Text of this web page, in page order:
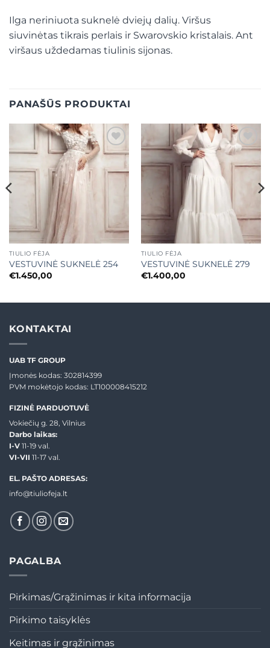
Ilga neriniuota suknelė dviejų dalių. Viršus
siuvinėtas tikrais perlais ir Swarovskio kristalais. Ant
viršaus uždedamas tiulinis sijonas.
PANAŠŪS PRODUKTAI
Mėgstamiausias
TIULIO FĖJA
VESTUVINĖ SUKNELĖ 254
€1.450,00
Mėgstamiausias
TIULIO FĖJA
VESTUVINĖ SUKNELĖ 279
€1.400,00
KONTAKTAI
UAB TF GROUP
Įmonės kodas: 302814399
PVM mokėtojo kodas: LT100008415212
FIZINĖ PARDUOTUVĖ
Vokiečių g. 28, Vilnius
Darbo laikas:
I-V 11-19 val.
VI-VII 11-17 val.
EL. PAŠTO ADRESAS:
info@tiuliofeja.lt
PAGALBA
Pirkimas/Grąžinimas ir kita informacija
Pirkimo taisyklės
Keitimas ir grąžinimas